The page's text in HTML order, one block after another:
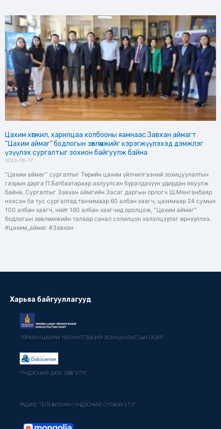
Цахим хөгжил, харилцаа холбооны яамнаас Завхан аймагт
“Цахим аймаг” бодлогын зөвлөмжийг хэрэгжүүлэхэд дэмжлэг
үзүүлэх сургалтыг зохион байгуулж байна
2023-08-17
“Цахим аймаг” сургалтыг Төрийн цахим үйлчилгээний зохицуулалтын
газрын дарга П.Батбаатараар ахлуулсан бүрэлдэхүүн удирдан явуулж
байна. Сургалтыг Завхан аймгийн Засаг даргын орлогч Ш.Мянганбаяр
нээсэн ба тус сургалтад танхимаар 60 албан хаагч, цахимаар 24 сумын
100 албан хаагч, нийт 160 албан хаагчид оролцож, “Цахим аймаг”
бодлогын зөвлөмжийн талаар санал солилцон хэлэлцүүлэг өрнүүллээ.
#цахим_аймаг #Завхан
Харьяа байгууллагууд
ТӨРИЙН ЦАХИМ ҮЙЛЧИЛГЭЭНИЙ ЗОХИЦУУЛАЛТЫН ГАЗАР
"ҮНДЭСНИЙ ДАТА ТӨВ" УТҮГ
РАДИО, ТЕЛЕВИЗИЙН ҮНДЭСНИЙ СҮЛЖЭЭ УТҮГ